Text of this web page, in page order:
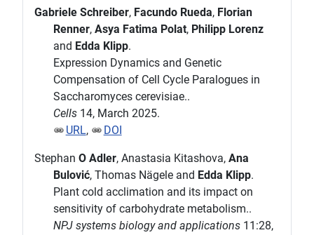
Gabriele Schreiber, Facundo Rueda, Florian
Renner, Asya Fatima Polat, Philipp Lorenz
and Edda Klipp.
Expression Dynamics and Genetic
Compensation of Cell Cycle Paralogues in
Saccharomyces cerevisiae..
Cells14, March 2025.
URL, DOI
Stephan O Adler, Anastasia Kitashova, Ana
Bulović, Thomas Nägele and Edda Klipp.
Plant cold acclimation and its impact on
sensitivity of carbohydrate metabolism..
NPJ systems biology and applications11:28,